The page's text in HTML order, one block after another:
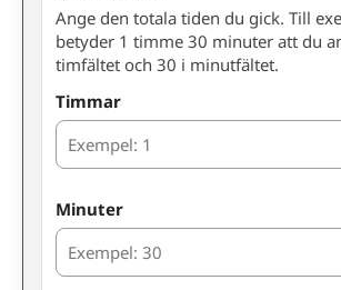
Ange den totala tiden du gick. Till
betyder 1 timme 30 minuter att du
timfältet och 30 i minutfältet.
Timmar
Minuter